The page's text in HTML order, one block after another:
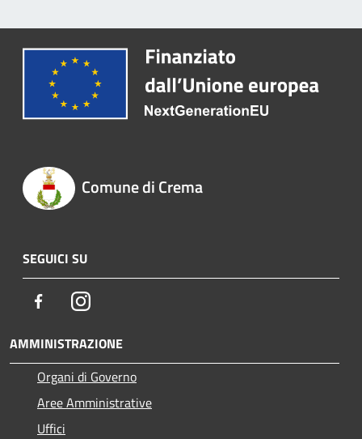
Comune di Crema
SEGUICI SU
FacebookInstagram
AMMINISTRAZIONE
Organi di Governo
Aree Amministrative
Uffici